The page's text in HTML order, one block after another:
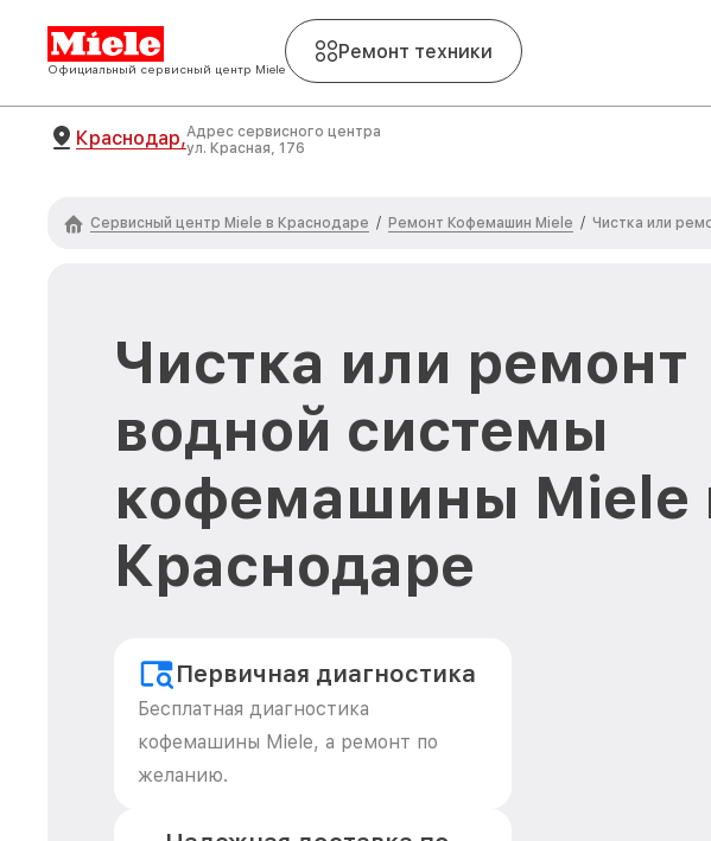
Официальный сервисный центр Miele
Ремонт техники
Краснодар,Адрес сервисного центра
ул. Красная, 176
Сервисный центр Miele в Краснодаре / Ремонт Кофемашин Miele / Чистка или
Чистка или ремонт
водной системы
кофемашины Miele
Краснодаре
Первичная диагностика
Бесплатная диагностика
кофемашины Miele, а ремонт по
желанию.